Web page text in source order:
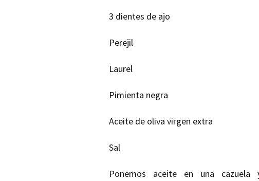
3 dientes de ajo
Perejil
Laurel
Pimienta negra
Aceite de oliva virgen extra
Sal
Ponemos aceite en una